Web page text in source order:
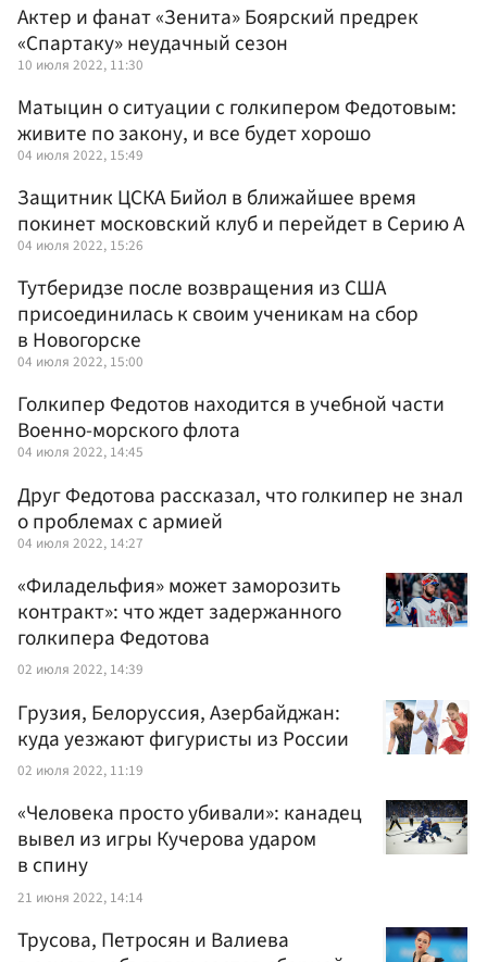
Актер и фанат «Зенита» Боярский предрек
«Спартаку» неудачный сезон
10 июля 2022, 11:30
Матыцин о ситуации с голкипером Федотовым:
живите по закону, и все будет хорошо
04 июля 2022, 15:49
Защитник ЦСКА Бийол в ближайшее время
покинет московский клуб и перейдет в Серию А
04 июля 2022, 15:26
Тутберидзе после возвращения из США
присоединилась к своим ученикам на сбор
в Новогорске
04 июля 2022, 15:00
Голкипер Федотов находится в учебной части
Военно-морского флота
04 июля 2022, 14:45
Друг Федотова рассказал, что голкипер не знал
о проблемах с армией
04 июля 2022, 14:27
«Филадельфия» может заморозить
контракт»: что ждет задержанного
голкипера Федотова
02 июля 2022, 14:39
Грузия, Белоруссия, Азербайджан:
куда уезжают фигуристы из России
02 июля 2022, 11:19
«Человека просто убивали»: канадец
вывел из игры Кучерова ударом
в спину
21 июня 2022, 14:14
Трусова, Петросян и Валиева